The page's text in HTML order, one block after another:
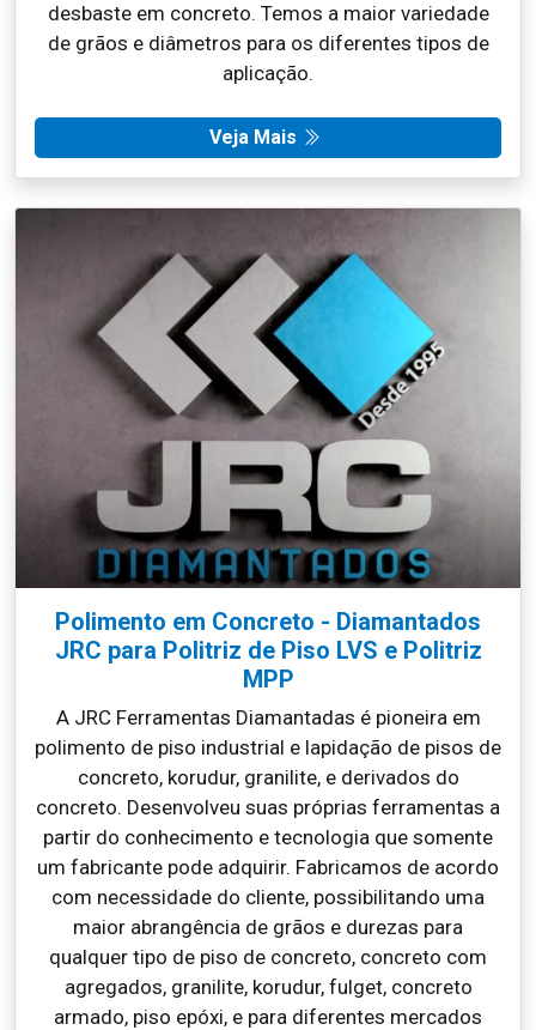
desbaste em concreto. Temos a maior variedade
de grãos e diâmetros para os diferentes tipos de
aplicação.
Veja Mais
Polimento em Concreto - Diamantados
JRC para Politriz de Piso LVS e Politriz
MPP
A JRC Ferramentas Diamantadas é pioneira em
polimento de piso industrial e lapidação de pisos de
concreto, korudur, granilite, e derivados do
concreto. Desenvolveu suas próprias ferramentas a
partir do conhecimento e tecnologia que somente
um fabricante pode adquirir. Fabricamos de acordo
com necessidade do cliente, possibilitando uma
maior abrangência de grãos e durezas para
qualquer tipo de piso de concreto, concreto com
agregados, granilite, korudur, fulget, concreto
armado, piso epóxi, e para diferentes mercados